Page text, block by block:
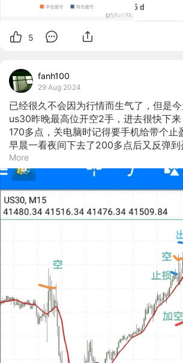
5
fanh100
29 Aug 2024
已经很久不会因为行情而生气了，但是今
us30昨晚最高位开空2手，进去很快下
170多点，关电脑时记得要手机给带个止
早晨一看夜间下去了200多点后又反弹到
More